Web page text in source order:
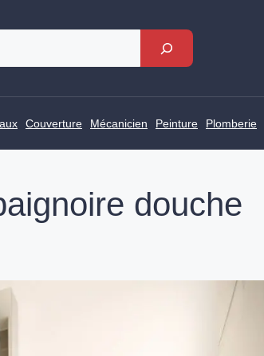
Couverture Mécanicien Peinture Plomberie
douche